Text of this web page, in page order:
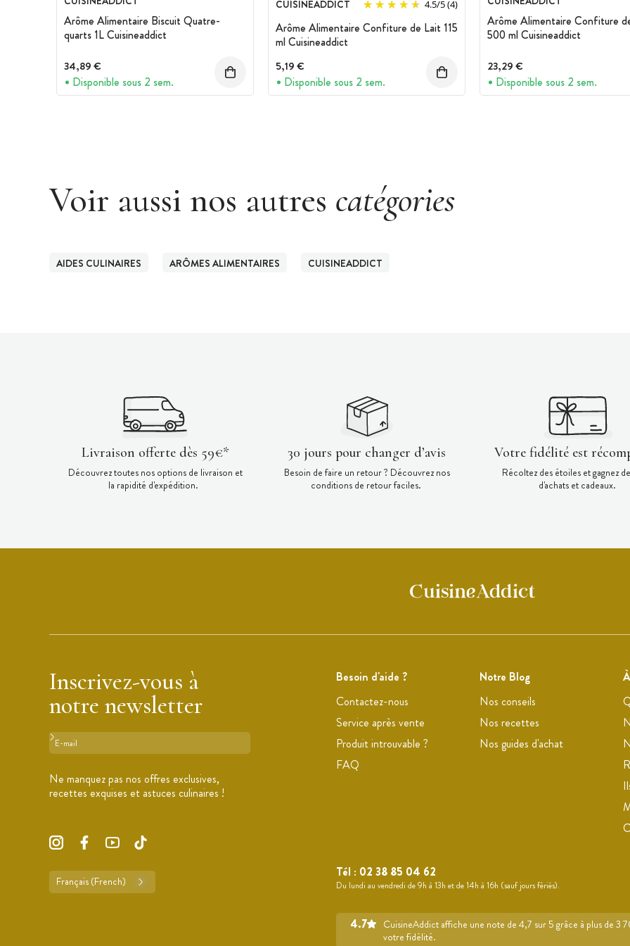
Arôme Alimentaire Biscuit Quatre-
quarts 1L Cuisineaddict
34,89 €
Disponible sous 2 sem.
CUISINEADDICT 4.5/5(4)
Arôme Alimentaire Confiture de Lait 115
ml Cuisineaddict
5,19 €
Disponible sous 2 sem.
Arôme Alimentaire Confiture
500 ml Cuisineaddict
23,29 €
Disponible sous 2 sem.
Voir aussi nos autres catégories
AIDES CULINAIRES ARÔMES ALIMENTAIRES CUISINEADDICT
Livraison offerte dès 59€*
Découvrez toutes nos options de livraison et
la rapidité d'expédition.
30 jours pour changer d’avis
Besoin de faire un retour ? Découvrez nos
conditions de retour faciles.
Votre fidélité est
Récoltez des étoiles et gagnez
d'achats et cadeaux.
Besoin d'aide ?
Contactez-nous
Service après vente
Produit introuvable ?
FAQ
Notre Blog
Nos conseils
Nos recettes
Nos guides d'achat
Inscrivez-vous à
notre newsletter
Format : adresse@email.com
Ne manquez pas nos offres exclusives,
recettes exquises et astuces culinaires !
Français (French)
Tél : 02 38 85 04 62
Du lundi au vendredi de 9h à 13h et de 14h à 16h (sauf jours fériés).
4.7
CuisineAddict affiche une note de 4,7 sur 5 grâce à plus de 3
votre fidélité.